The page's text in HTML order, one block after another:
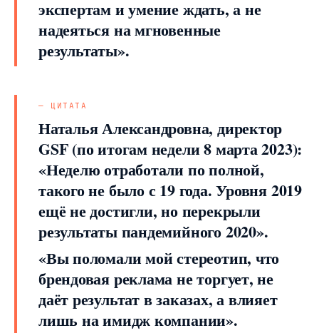
экспертам и умение ждать, а не
надеяться на мгновенные
результаты».
Наталья Александровна, директор
GSF (по итогам недели 8 марта 2023):
«Неделю отработали по полной,
такого не было с 19 года. Уровня 2019
ещё не достигли, но перекрыли
результаты пандемийного 2020».
«Вы поломали мой стереотип, что
брендовая реклама не торгует, не
даёт результат в заказах, а влияет
лишь на имидж компании».